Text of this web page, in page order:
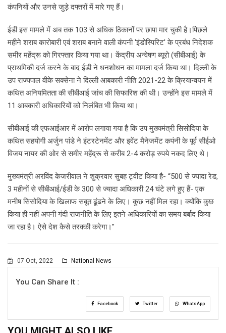
कंपनियों और उनसे जुड़े दफ्तरों में मारे गए हैं।
ईडी इस मामले में अब तक 103 से अधिक ठिकानों पर छापा मार चुकी है।पिछले
महीने शराब कारोबारी एवं शराब बनाने वाली कंपनी 'इंडोस्पिरिट' के प्रबंध निदेशक
समीर महेंद्रू को गिरफ्तार किया गया था। केंद्रीय अन्वेषण ब्यूरो (सीबीआई) के
प्राथमिकी दर्ज करने के बाद ईडी ने धनशोधन का मामला दर्ज किया था। दिल्ली के
उप राज्यपाल वीके सक्सेना ने दिल्ली आबकारी नीति 2021-22 के क्रियान्वयन में
कथित अनियमितता की सीबीआई जांच की सिफारिश की थी। उन्होंने इस मामले में
11 आबकारी अधिकारियों को निलंबित भी किया था।
सीबीआई की एफआईआर में आरोप लगाया गया है कि उप मुख्यमंत्री सिसोदिया के
कथित सहयोगी अर्जुन पांडे ने इंटरटेनमेंट और इवेंट मैनेजमेंट कपंनी के पूर्व सीईओ
विजय नायर की ओर से समीर महेंद्रू से करीब 2-4 करोड़ रुपये नकद लिए थे।
मुख्यमंत्री अरविंद केजरीवाल ने शुक्रवार सुबह ट्वीट किया है- “500 से ज्यादा रेड,
3 महीनों से सीबीआई/ईडी के 300 से ज्यादा अधिकारी 24 घंटे लगे हुए हैं- एक
मनीष सिसोदिया के खिलाफ सबूत ढूंढने के लिए। कुछ नहीं मिल रहा। क्योंकि कुछ
किया ही नहीं अपनी गंदी राजनीति के लिए इतने अधिकारियों का समय बर्बाद किया
जा रहा है। ऐसे देश कैसे तरक्की करेगा।”
07 Oct, 2022 National News
You Can Share It :
Facebook Twitter WhatsApp